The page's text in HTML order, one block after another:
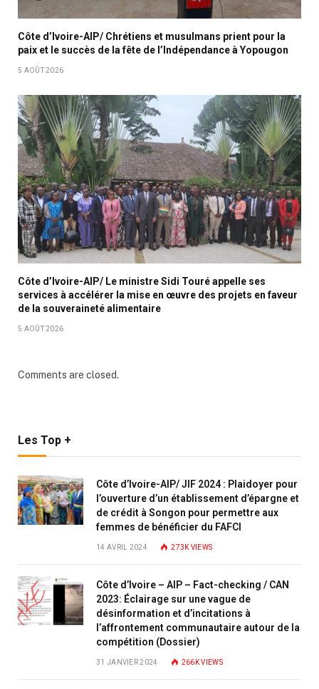
Côte d’Ivoire-AIP/ Chrétiens et musulmans prient pour la
paix et le succès de la fête de l’Indépendance à Yopougon
5 AOÛT 2026
Côte d’Ivoire-AIP/ Le ministre Sidi Touré appelle ses
services à accélérer la mise en œuvre des projets en faveur
de la souveraineté alimentaire
5 AOÛT 2026
Comments are closed.
Les Top +
Côte d’Ivoire-AIP/ JIF 2024 : Plaidoyer pour
l’ouverture d’un établissement d’épargne et
de crédit à Songon pour permettre aux
femmes de bénéficier du FAFCI
14 AVRIL 2024 273KVIEWS
Côte d’Ivoire – AIP – Fact-checking / CAN
2023: Éclairage sur une vague de
désinformation et d’incitations à
l’affrontement communautaire autour de la
compétition (Dossier)
31 JANVIER 2024 266KVIEWS